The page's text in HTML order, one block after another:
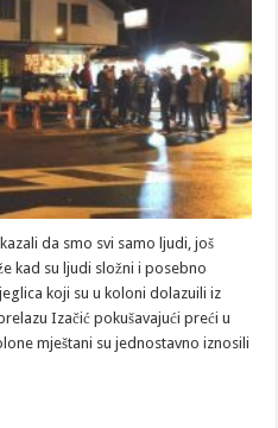
da smo svi samo ljudi, još
kad su ljudi složni i posebno
koji su u koloni dolazuili iz
Izačić pokušavajući preći u
mještani su jednostavno iznosili